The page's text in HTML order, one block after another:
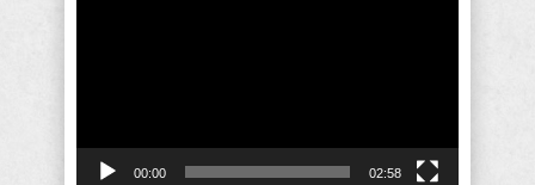
00:00 02:58